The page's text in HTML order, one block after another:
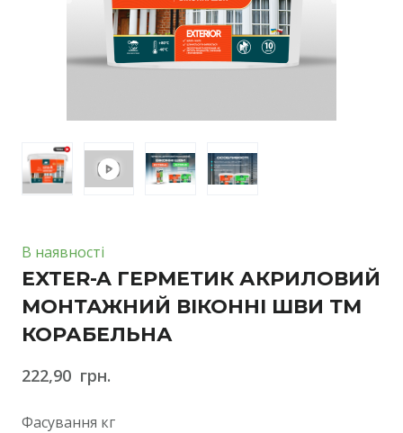
В наявності
EXTER-A ГЕРМЕТИК АКРИЛОВИЙ
МОНТАЖНИЙ ВІКОННІ ШВИ ТМ
КОРАБЕЛЬНА
222,90  грн.
Фасування кг